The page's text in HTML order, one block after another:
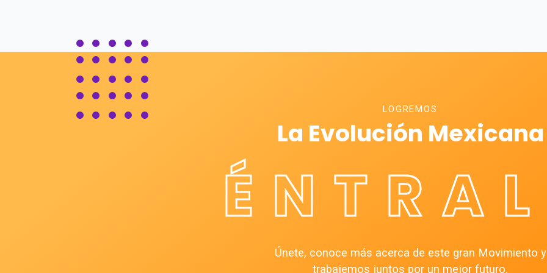
LOGREMOS
La Evolución Mexicana
Únete, conoce más acerca de este gran Movimiento y
trabajemos juntos por un mejor futuro.